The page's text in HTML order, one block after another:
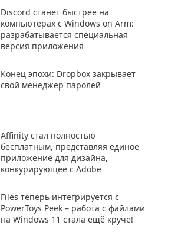
Discord станет быстрее на
компьютерах с Windows on Arm:
разрабатывается специальная
версия приложения
Конец эпохи: Dropbox закрывает
свой менеджер паролей
Affinity стал полностью
бесплатным, представляя единое
приложение для дизайна,
конкурирующее с Adobe
Files теперь интегрируется с
PowerToys Peek – работа с файлами
на Windows 11 стала ещё круче!